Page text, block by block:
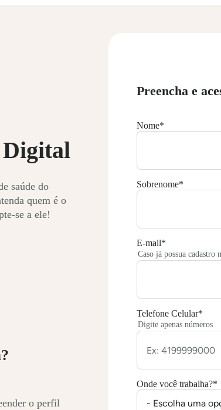
Digital
saúde do
quem é o
se a ele!
Preencha e
Nome*
Sobrenome*
E-mail*
Caso já possua
Telefone Celular*
Digite apenas números
Onde você trabalha?*
o perfil